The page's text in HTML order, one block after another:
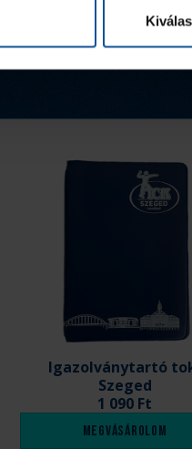
Igazolványtartó
Szeged
1 090 Ft
Megvásárolom